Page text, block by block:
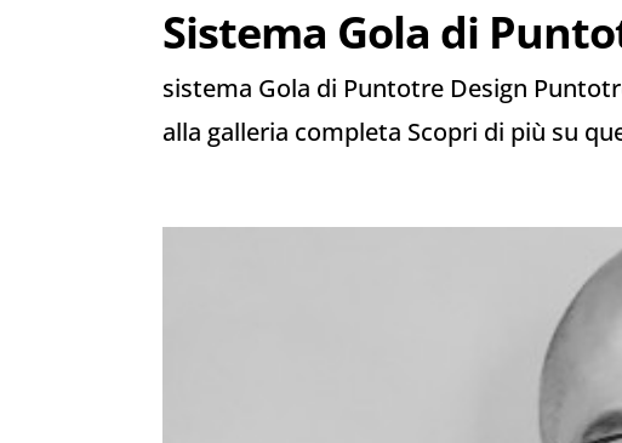
Sistema Gola di
sistema Gola di Puntotre Design
alla galleria completa Scopri di più su